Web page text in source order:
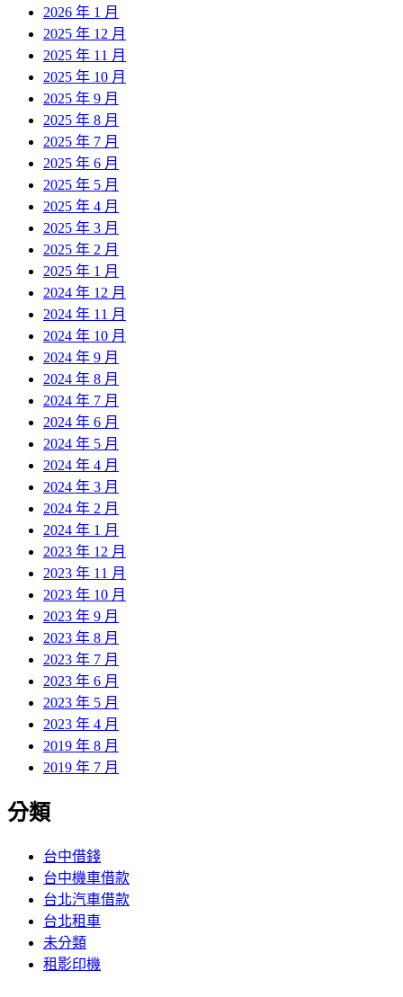
2026 年 1 月
2025 年 12 月
2025 年 11 月
2025 年 10 月
2025 年 9 月
2025 年 8 月
2025 年 7 月
2025 年 6 月
2025 年 5 月
2025 年 4 月
2025 年 3 月
2025 年 2 月
2025 年 1 月
2024 年 12 月
2024 年 11 月
2024 年 10 月
2024 年 9 月
2024 年 8 月
2024 年 7 月
2024 年 6 月
2024 年 5 月
2024 年 4 月
2024 年 3 月
2024 年 2 月
2024 年 1 月
2023 年 12 月
2023 年 11 月
2023 年 10 月
2023 年 9 月
2023 年 8 月
2023 年 7 月
2023 年 6 月
2023 年 5 月
2023 年 4 月
2019 年 8 月
2019 年 7 月
分類
台中借錢
台中機車借款
台北汽車借款
台北租車
未分類
租影印機